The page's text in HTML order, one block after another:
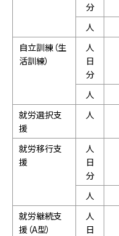
分
人
自立訓練（生
活訓練）
人
日
分
人
就労選択支
援
人
就労移行支
援
人
日
分
人
就労継続支
援（A型）
人
日